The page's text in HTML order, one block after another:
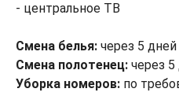
- центральное ТВ
Смена белья: через 5 дней
Смена полотенец: через
Уборка номеров: по